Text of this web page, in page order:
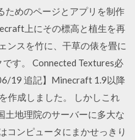
ためのページとアプリを制作
上にその標高と植生を再
ンスを竹に、干草の俵を畳に
す。 Connected Textures必
19 追記】Minecraft 1.9以降
作成しました。 しかしこれ
土地理院のサーバーに多大な
コンピュータにまかせっきり